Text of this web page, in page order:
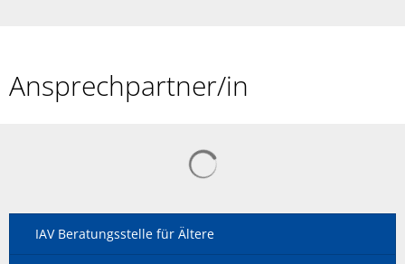
Ansprechpartner/in
IAV Beratungsstelle für Ältere